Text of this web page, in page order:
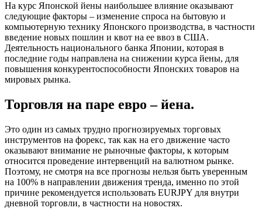
На курс Японской йены наибольшее влияние оказывают
следующие факторы – изменение спроса на бытовую и
компьютерную технику Японского производства, в частности
введение новых пошлин и квот на ее ввоз в США.
Деятельность национального банка Японии, которая в
последние годы направлена на снижении курса йены, для
повышения конкурентоспособности Японских товаров на
мировых рынка.
Торговля на паре евро – йена.
Это один из самых трудно прогнозируемых торговых
инструментов на форекс, так как на его движение часто
оказывают внимание не рыночные факторы, к которым
относится проведение интервенций на валютном рынке.
Поэтому, не смотря на все прогнозы нельзя быть уверенным
на 100% в направлении движения тренда, именно по этой
причине рекомендуется использовать EURJPY для внутри
дневной торговли, в частности на новостях.